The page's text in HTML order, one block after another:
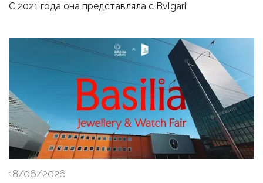
С 2021 года она представляла с Bvlgari
18/06/2026